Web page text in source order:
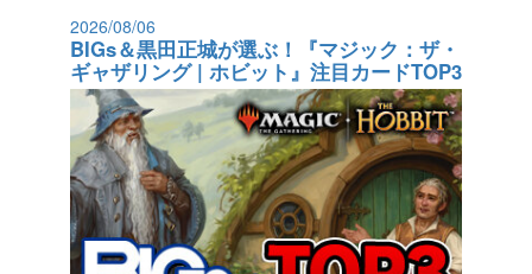
2026/08/06
BIGs＆黒田正城が選ぶ！『マジック：ザ・
ギャザリング | ホビット』注目カードTOP3